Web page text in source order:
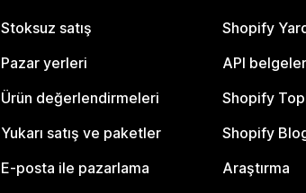
Stoksuz satış
Pazar yerleri
Ürün değerlendirmeleri
Yukarı satış ve paketler
E-posta ile pazarlama
Shopify
API
Shopify
Shopify
Araştırma